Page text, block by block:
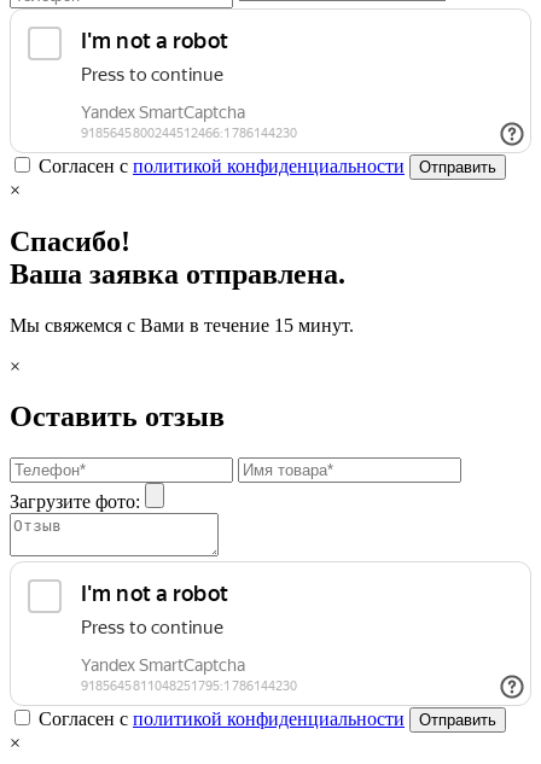
Согласен с политикой конфиденциальности Отправить
×
Спасибо!
Ваша заявка отправлена.
Мы свяжемся с Вами в течение 15 минут.
×
Оставить отзыв
Загрузите фото:
Согласен с политикой конфиденциальности Отправить
×